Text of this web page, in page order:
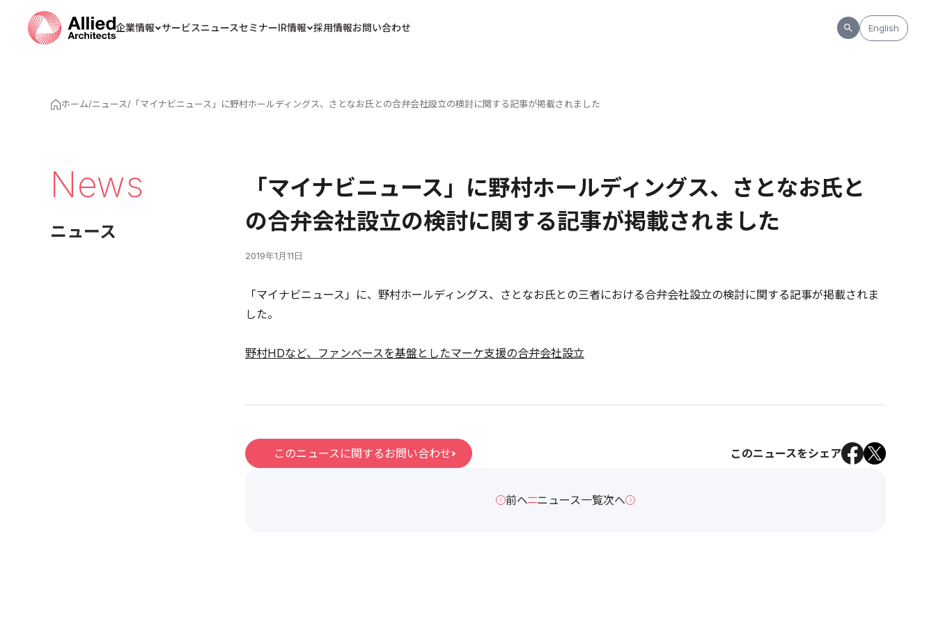
企業情報 サービスニュースセミナーIR情報 採用情報お問い合わせ English
ホーム/ニュース/ 「マイナビニュース」に野村ホールディングス、さとなお氏との合弁会社設立の検討に関する記事が掲載されました
News
ニュース
「マイナビニュース」に野村ホールディングス、さとなお氏と
の合弁会社設立の検討に関する記事が掲載されました
2019年1月11日
「マイナビニュース」に、野村ホールディングス、さとなお氏との三者における合弁会社設立の検討に関する記事が掲載されま
した。
野村HDなど、ファンベースを基盤としたマーケ支援の合弁会社設立
このニュースに関するお問い合わせ このニュースをシェア
前へ ニュース一覧次へ